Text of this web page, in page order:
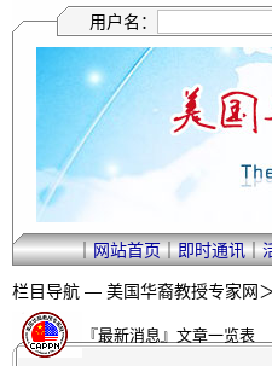
用户名：
｜网站首页｜即时通讯｜
栏目导航 — 美国华裔教授专家网
『最新消息』文章一览表